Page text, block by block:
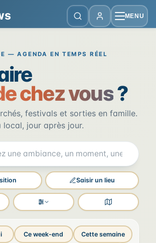
MENU
— Événements de la
— AGENDA EN TEMPS RÉEL
chez vous?
festivals et sorties en famille.
local, jour après jour.
Saisir un lieu
Filtres Voir la carte
Ce week-end Cette semaine